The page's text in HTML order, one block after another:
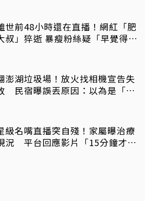
世前48小時還在直播！網紅「肥
叔」猝逝 暴瘦粉絲疑「早覺得不
澎湖垃圾場！放火找相機宣告失
民宿曝誤丟原因：以為是「按
級名嘴直播突自殘！家屬曝治療
況 平台回應影片「15分鐘才下